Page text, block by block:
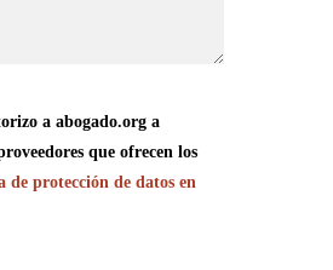
a abogado.org a
que ofrecen los
de protección de datos en